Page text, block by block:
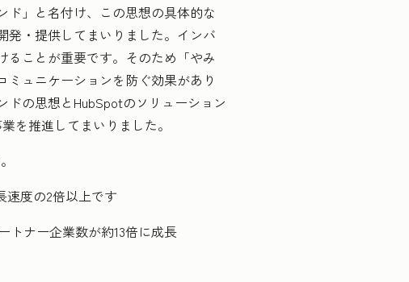
」と名付け、この思想の具体的な
発・提供してまいりました。インバ
ることが重要です。そのため「やみ
ュニケーションを防ぐ効果があり
の思想とHubSpotのソリューション
を推進してまいりました。
速度の2倍以上です
トナー企業数が約13倍に成長